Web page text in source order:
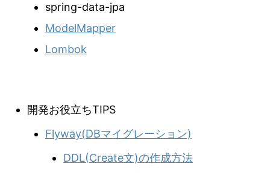
spring-data-jpa
ModelMapper
Lombok
開発お役立ちTIPS
Flyway(DBマイグレーション)
DDL(Create文)の作成方法